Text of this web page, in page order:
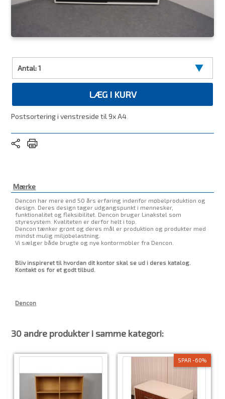
Antal:1
LÆG I KURV
Postsortering i venstreside til 9x A4
Mærke
Dencon har mere end 50 års erfaring indenfor møbelproduktion og
design. Deres design tager udgangspunkt i mennesker,
funktionalitet og fleksibilitet. Dencon bruger Linakstel som
styresystem. Kvaliteten er derfor helt i top.
Dencon tænker grønt og deres mål er produktion og produkter med
mindst mulig miljøbelastning.
Vi sælger både brugte og nye kontormøbler fra Dencon.
Bliv inspireret til hvordan dit kontor skal se ud i deres katalog.
Kontakt os for et godt tilbud.
Dencon
30 andre produkter i samme kategori:
SPAR -60%